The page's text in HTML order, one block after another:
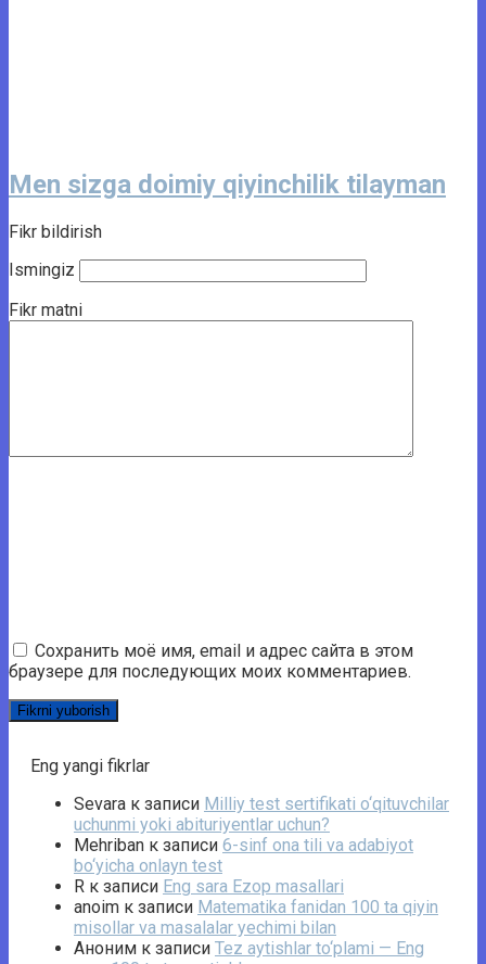
Men sizga doimiy qiyinchilik tilayman
Fikr bildirish
Ismingiz
Fikr matni
Сохранить моё имя, email и адрес сайта в этом
браузере для последующих моих комментариев.
Eng yangi fikrlar
Sevara к записи Milliy test sertifikati o‘qituvchilar
uchunmi yoki abituriyentlar uchun?
Mehriban к записи 6-sinf ona tili va adabiyot
bo‘yicha onlayn test
R к записи Eng sara Ezop masallari
anoim к записи Matematika fanidan 100 ta qiyin
misollar va masalalar yechimi bilan
Аноним к записи Tez aytishlar to‘plami — Eng